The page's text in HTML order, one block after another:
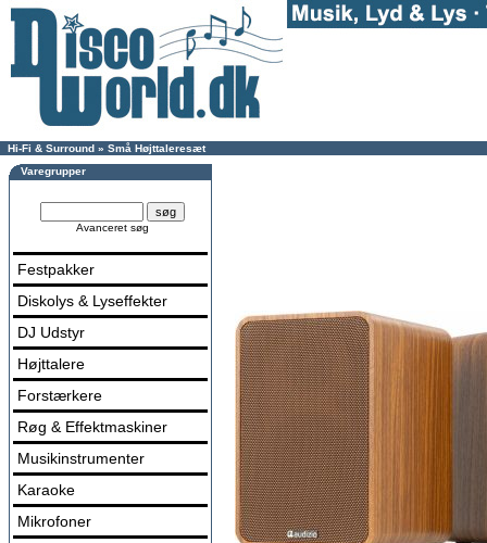
Hi-Fi & Surround » Små Højttaleresæt
Varegrupper
Avanceret søg
Festpakker
Diskolys & Lyseffekter
DJ Udstyr
Højttalere
Forstærkere
Røg & Effektmaskiner
Musikinstrumenter
Karaoke
Mikrofoner